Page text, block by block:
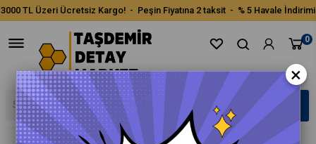
3000 TL Üzeri Ücretsiz Kargo! - Peşin Fiyatına 2 taksit - % 5 Havale İndirimi
0
×